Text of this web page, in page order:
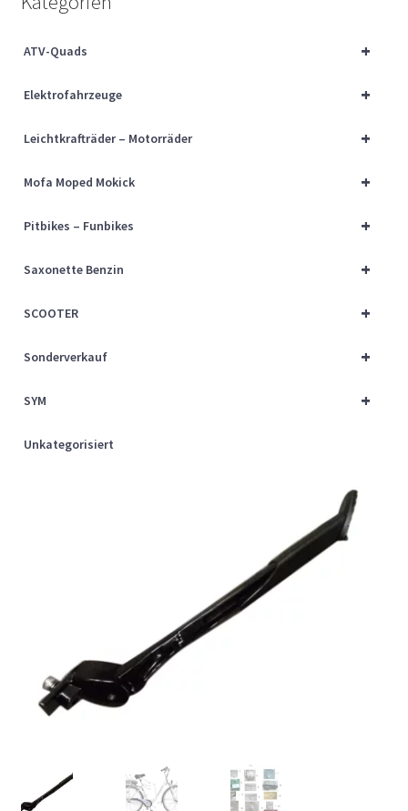
Über uns
+
ATV-Quads
+
Elektrofahrzeuge
+
Leichtkrafträder – Motorräder
+
Mofa Moped Mokick
+
Pitbikes – Funbikes
+
Saxonette Benzin
+
SCOOTER
+
Sonderverkauf
+
SYM
Unkategorisiert